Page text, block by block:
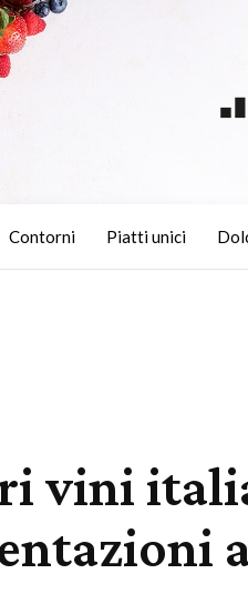
Contorni Piatti unici
vini